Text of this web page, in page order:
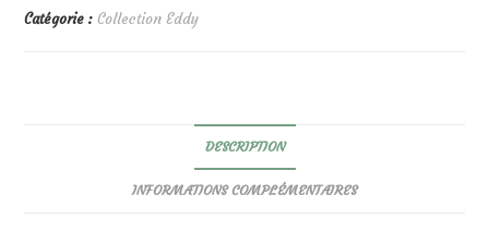
Catégorie : Collection Eddy
DESCRIPTION
INFORMATIONS COMPLÉMENTAIRES